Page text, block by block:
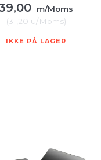
m/Moms
(31,20 u/Moms)
IKKE PÅ LAGER